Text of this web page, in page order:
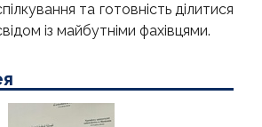
та готовність ділитися
із майбутніми фахівцями.